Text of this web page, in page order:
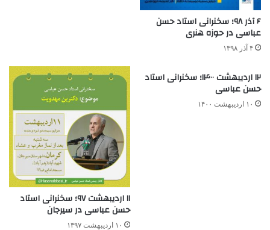
۶ آذر ۹۸؛ سخنرانی استاد حسن
عباسی در حوزه هنری
۴ آذر ۱۳۹۸
۱۲ اردیبهشت ۱۴۰۰؛ سخنرانی استاد
حسن عباسی
۱۰ اردیبهشت ۱۴۰۰
۱۱ اردیبهشت ۹۷؛ سخنرانی استاد
حسن عباسی در سیرجان
۱۰ اردیبهشت ۱۳۹۷